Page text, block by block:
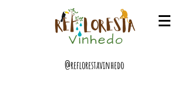
@reflorestavinhedo